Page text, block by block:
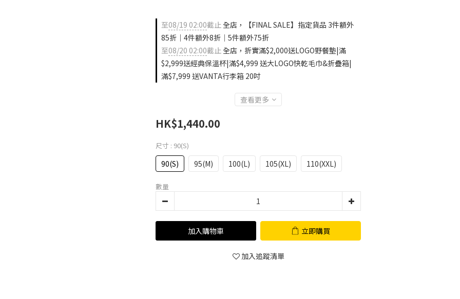
至08/19 02:00截止全店，【FINAL SALE】指定貨品 3件額外
85折｜4件額外8折｜5件額外75折
至08/20 02:00截止全店，折實滿$2,000送LOGO野餐墊|滿
$2,999送經典保溫杯|滿$4,999 送大LOGO快乾毛巾&折疊箱|
滿$7,999 送VANTA行李箱 20吋
查看更多
HK$1,440.00
尺寸 : 90(S)
90(S) 95(M) 100(L) 105(XL) 110(XXL)
數量
加入購物車 立即購買
加入追蹤清單